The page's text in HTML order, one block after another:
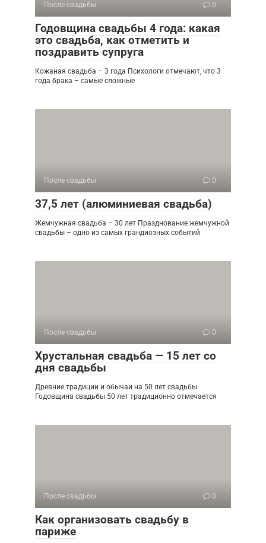
После свадьбы 0
Годовщина свадьбы 4 года: какая
это свадьба, как отметить и
поздравить супруга
Кожаная свадьба – 3 года Психологи отмечают, что 3
года брака – самые сложные
После свадьбы 0
37,5 лет (алюминиевая свадьба)
Жемчужная свадьба – 30 лет Празднование жемчужной
свадьбы – одно из самых грандиозных событий
После свадьбы 0
Хрустальная свадьба — 15 лет со
дня свадьбы
Древние традиции и обычаи на 50 лет свадьбы
Годовщина свадьбы 50 лет традиционно отмечается
После свадьбы 0
Как организовать свадьбу в
париже